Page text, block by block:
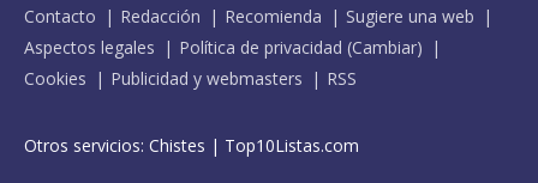
Contacto Redacción Recomienda
Sugiere una web
Aspectos legales
Política de privacidad (Cambiar)
Cookies
Publicidad y webmasters RSS
Otros servicios: Chistes | Top10Listas.com